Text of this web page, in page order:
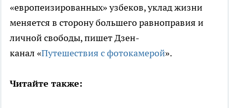
«европеизированных» узбеков, уклад жизни
меняется в сторону большего равноправия и
личной свободы, пишет Дзен-
канал «Путешествия с фотокамерой».
Читайте также: